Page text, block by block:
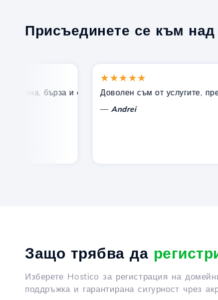
Присъединете се към над
бърза и ефективна техническа поддръжка.
★★★★★
Доволен съм от услугите,
Andrei
Защо трябва да
Изберете Hostico за регистрация на
поддръжка и гарантирана сигурност чрез